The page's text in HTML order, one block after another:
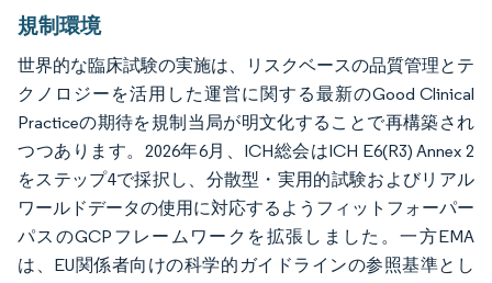
規制環境
世界的な臨床試験の実施は、リスクベースの品質管理とテ
クノロジーを活用した運営に関する最新のGood Clinical
Practiceの期待を規制当局が明文化することで再構築され
つつあります。2026年6月、ICH総会はICH E6(R3) Annex 2
をステップ4で採択し、分散型・実用的試験およびリアル
ワールドデータの使用に対応するようフィットフォーパー
パスのGCPフレームワークを拡張しました。一方EMA
は、EU関係者向けの科学的ガイドラインの参照基準とし